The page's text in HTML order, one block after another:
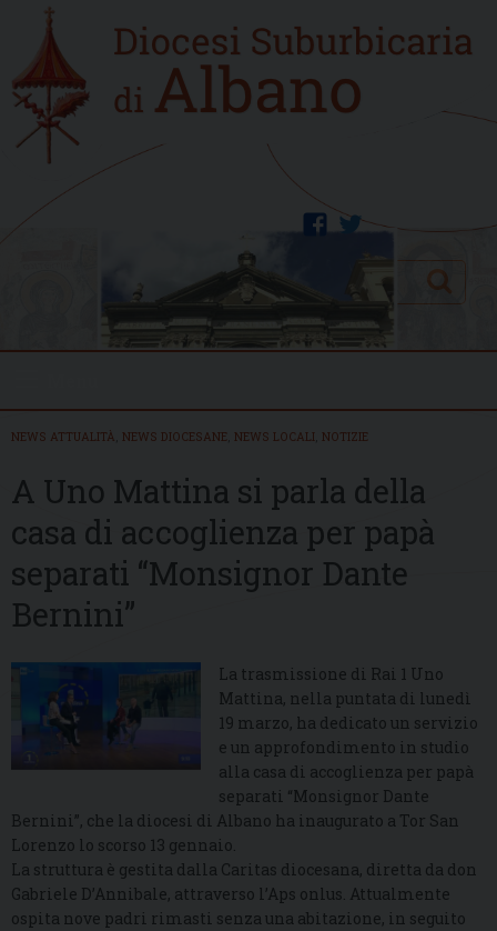
content
Home
new
twitter
facebook
Search
NEWS ATTUALITÀ NEWS DIOCESANE NEWS LOCALI NOTIZIE
A Uno Mattina si parla della
casa di accoglienza per papà
separati “Monsignor Dante
Bernini”
La trasmissione di Rai 1 Uno
Mattina, nella puntata di lunedì
19 marzo, ha dedicato un servizio
e un approfondimento in studio
alla casa di accoglienza per papà
separati “Monsignor Dante
Bernini”, che la diocesi di Albano ha inaugurato a Tor San
Lorenzo lo scorso 13 gennaio.
La struttura è gestita dalla Caritas diocesana, diretta da don
Gabriele D’Annibale, attraverso l’Aps onlus. Attualmente
ospita nove padri rimasti senza una abitazione, in seguito